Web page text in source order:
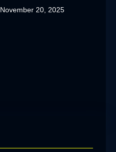
November 20, 2025